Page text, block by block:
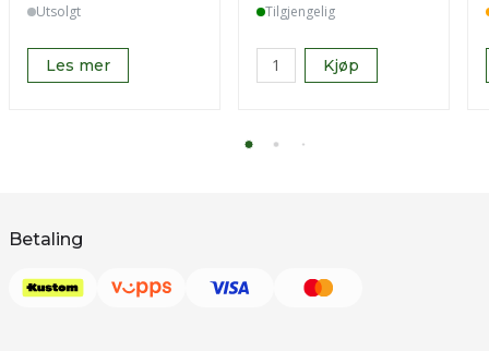
Utsolgt
Les mer
Tilgjengelig
Kjøp
Betaling